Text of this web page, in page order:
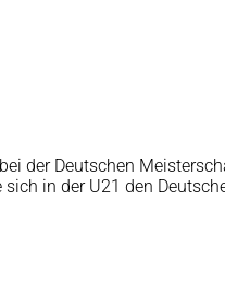
der Deutschen
in der U21 den